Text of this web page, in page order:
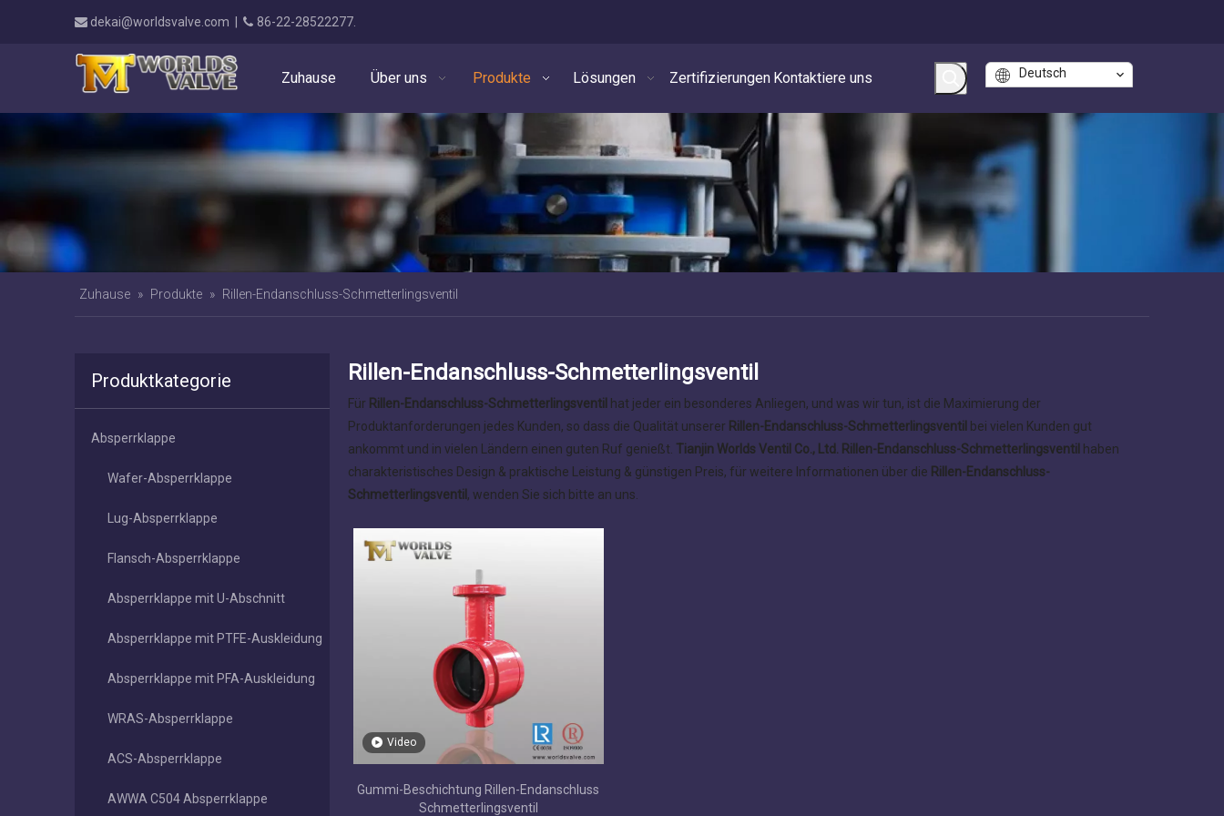
 dekai@worldsvalve.com  86-22-28522277.
Zuhause Über uns Produkte Lösungen Zertifizierungen Kontaktiere uns Deutsch
Zuhause » Produkte » Rillen-Endanschluss-Schmetterlingsventil
Produktkategorie
Absperrklappe
Wafer-Absperrklappe
Lug-Absperrklappe
Flansch-Absperrklappe
Absperrklappe mit U-Abschnitt
Absperrklappe mit PTFE-Auskleidung
Absperrklappe mit PFA-Auskleidung
WRAS-Absperrklappe
ACS-Absperrklappe
AWWA C504 Absperrklappe
Rillen-Endanschluss-Schmetterlingsventil
Für Rillen-Endanschluss-Schmetterlingsventil hat jeder ein besonderes Anliegen, und was wir tun, ist die Maximierung der
Produktanforderungen jedes Kunden, so dass die Qualität unserer Rillen-Endanschluss-Schmetterlingsventil bei vielen Kunden gut
ankommt und in vielen Ländern einen guten Ruf genießt. Tianjin Worlds Ventil Co., Ltd. Rillen-Endanschluss-Schmetterlingsventil haben
charakteristisches Design & praktische Leistung & günstigen Preis, für weitere Informationen über die Rillen-Endanschluss-
Schmetterlingsventil , wenden Sie sich bitte an uns.
Video
Gummi-Beschichtung Rillen-Endanschluss
Schmetterlingsventil